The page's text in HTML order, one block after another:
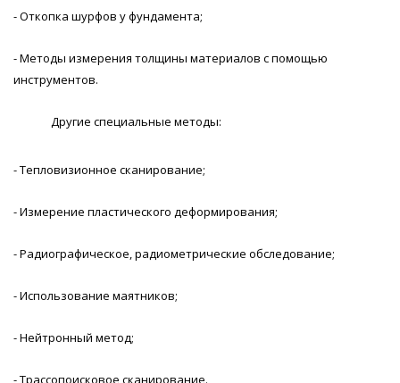
- Откопка шурфов у фундамента;
- Методы измерения толщины материалов с помощью
инструментов.
Другие специальные методы:
- Тепловизионное сканирование;
- Измерение пластического деформирования;
- Радиографическое, радиометрические обследование;
- Использование маятников;
- Нейтронный метод;
- Трассопоисковое сканирование.